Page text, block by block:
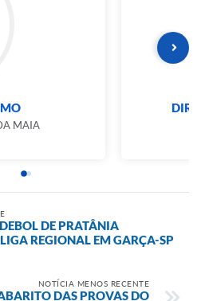
DE TURISMO
VIEIRA DA MAIA
DE PRATÂNIA
REGIONAL EM GARÇA-SP
NOTÍCIA MENOS RECENTE
DAS PROVAS DO